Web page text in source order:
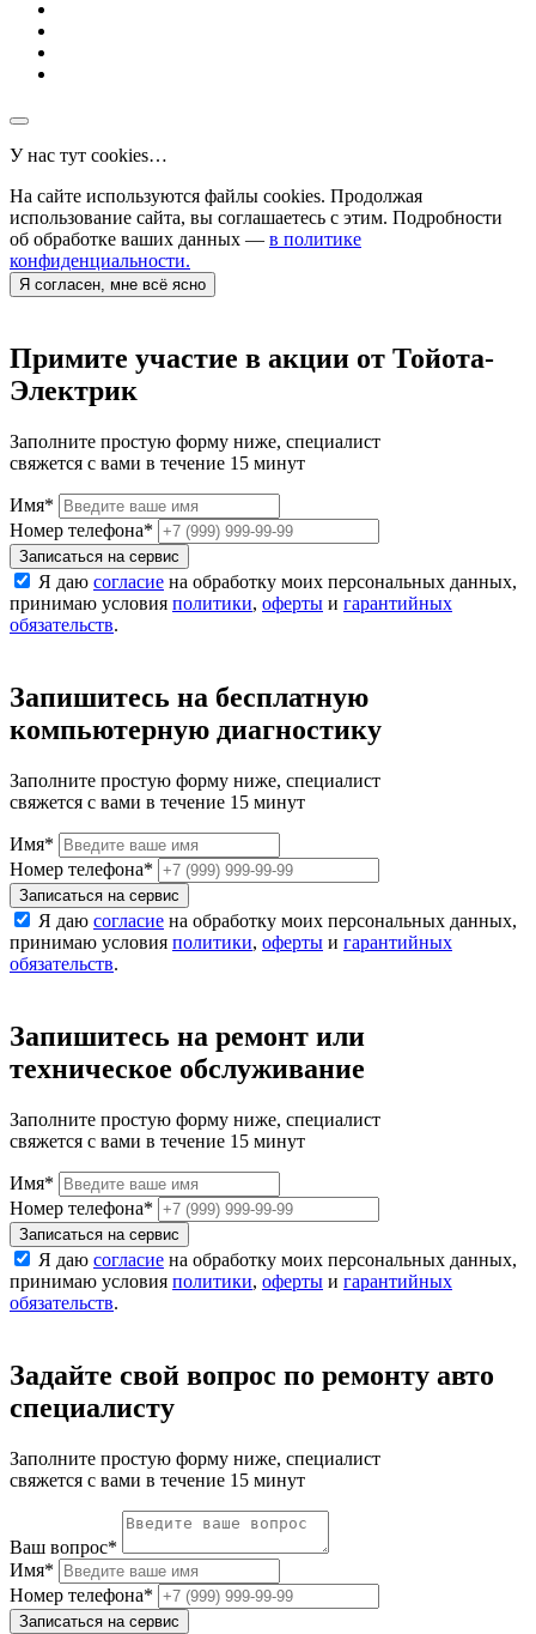
У нас тут cookies…
На сайте используются файлы cookies. Продолжая
использование сайта, вы соглашаетесь с этим. Подробности
об обработке ваших данных — в политике
конфиденциальности.
Я согласен, мне всё ясно
Примите участие в акции от Тойота-
Электрик
Заполните простую форму ниже, специалист
свяжется с вами в течение 15 минут
Имя*
Номер телефона*
Записаться на сервис
Я даю согласие на обработку моих персональных данных,
принимаю условия политики, оферты и гарантийных
обязательств.
Запишитесь на бесплатную
компьютерную диагностику
Заполните простую форму ниже, специалист
свяжется с вами в течение 15 минут
Имя*
Номер телефона*
Записаться на сервис
Я даю согласие на обработку моих персональных данных,
принимаю условия политики, оферты и гарантийных
обязательств.
Запишитесь на ремонт или
техническое обслуживание
Заполните простую форму ниже, специалист
свяжется с вами в течение 15 минут
Имя*
Номер телефона*
Записаться на сервис
Я даю согласие на обработку моих персональных данных,
принимаю условия политики, оферты и гарантийных
обязательств.
Задайте свой вопрос по ремонту авто
специалисту
Заполните простую форму ниже, специалист
свяжется с вами в течение 15 минут
Ваш вопрос*
Имя*
Номер телефона*
Записаться на сервис